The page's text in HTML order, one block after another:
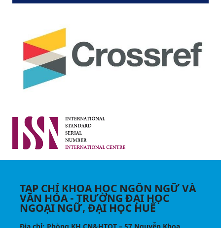
TẠP CHÍ KHOA HỌC NGÔN NGỮ VÀ
VĂN HÓA - TRƯỜNG ĐẠI HỌC
NGOẠI NGỮ, ĐẠI HỌC HUẾ
Địa chỉ: Phòng KH,CN&HTQT – 57 Nguyễn Khoa